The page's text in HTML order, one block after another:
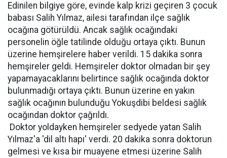
Edinilen bilgiye göre, evinde kalp krizi geçiren 3 çocuk
babası Salih Yılmaz, ailesi tarafından ilçe sağlık
ocağına götürüldü. Ancak sağlık ocağındaki
personelin öğle tatilinde olduğu ortaya çıktı. Bunun
üzerine hemşirelere haber verildi. 15 dakika sonra
hemşireler geldi. Hemşireler doktor olmadan bir şey
yapamayacaklarını belirtince sağlık ocağında doktor
bulunmadığı ortaya çıktı. Bunun üzerine en yakın
sağlık ocağının bulunduğu Yokuşdibi beldesi sağlık
ocağından doktor çağrıldı.
Doktor yoldayken hemşireler sedyede yatan Salih
Yılmaz'a 'dil altı hapı' verdi. 20 dakika sonra doktorun
gelmesi ve kısa bir muayene etmesi üzerine Salih